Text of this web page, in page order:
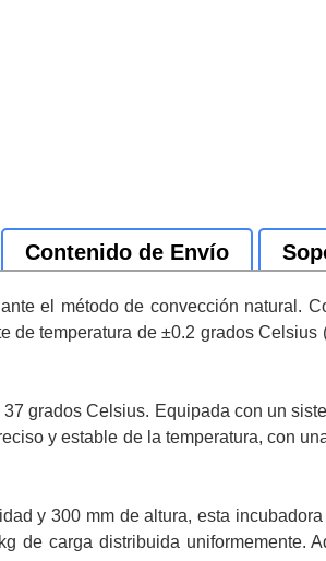
Contenido de Envío
el método de convección natural.
temperatura de ±0.2 grados Celsius
grados Celsius. Equipada con un
y estable de la temperatura, con
y 300 mm de altura, esta
de carga distribuida uniformemente.